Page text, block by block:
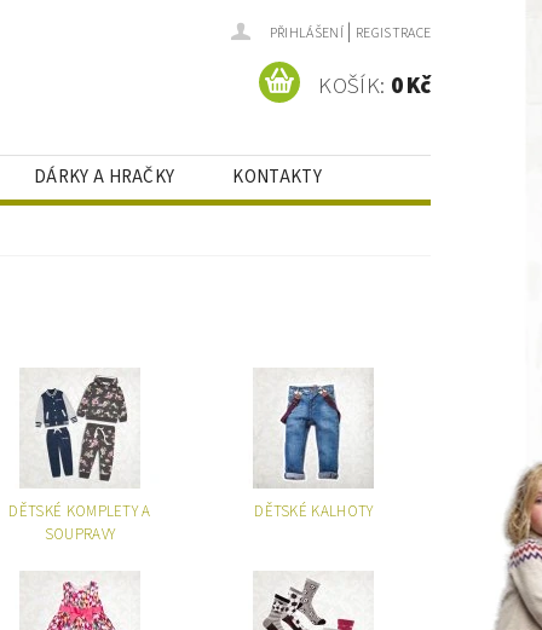
PŘIHLÁŠENÍ | REGISTRACE
KOŠÍK: 0 Kč
DÁRKY A HRAČKY KONTAKTY
DĚTSKÉ KOMPLETY A
SOUPRAVY
DĚTSKÉ KALHOTY